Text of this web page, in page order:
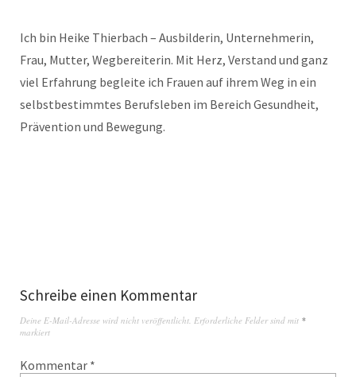
Ich bin Heike Thierbach – Ausbilderin, Unternehmerin,
Frau, Mutter, Wegbereiterin. Mit Herz, Verstand und ganz
viel Erfahrung begleite ich Frauen auf ihrem Weg in ein
selbstbestimmtes Berufsleben im Bereich Gesundheit,
Prävention und Bewegung.
Schreibe einen Kommentar
Deine E-Mail-Adresse wird nicht veröffentlicht. Erforderliche Felder sind mit *
markiert
Kommentar *